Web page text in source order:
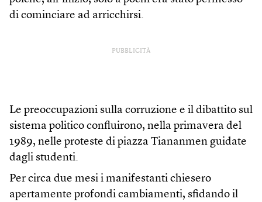
di cominciare ad arricchirsi.
PUBBLICITÀ
Le preoccupazioni sulla corruzione e il dibattito sul
sistema politico confluirono, nella primavera del
1989, nelle proteste di piazza Tiananmen guidate
dagli studenti.
Per circa due mesi i manifestanti chiesero
apertamente profondi cambiamenti, sfidando il